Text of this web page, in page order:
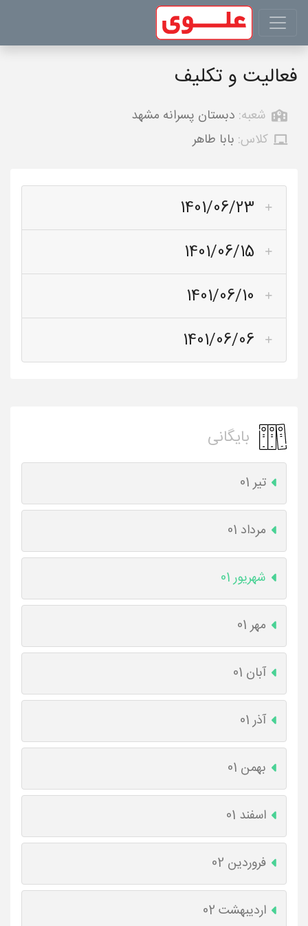
فعالیت و تکلیف
شعبه: دبستان پسرانه مشهد
کلاس: بابا طاهر
1401/06/23
1401/06/15
1401/06/10
1401/06/06
بایگانی
تیر 01
مرداد 01
شهریور 01
مهر 01
آبان 01
آذر 01
بهمن 01
اسفند 01
فروردین 02
اردیبهشت 02